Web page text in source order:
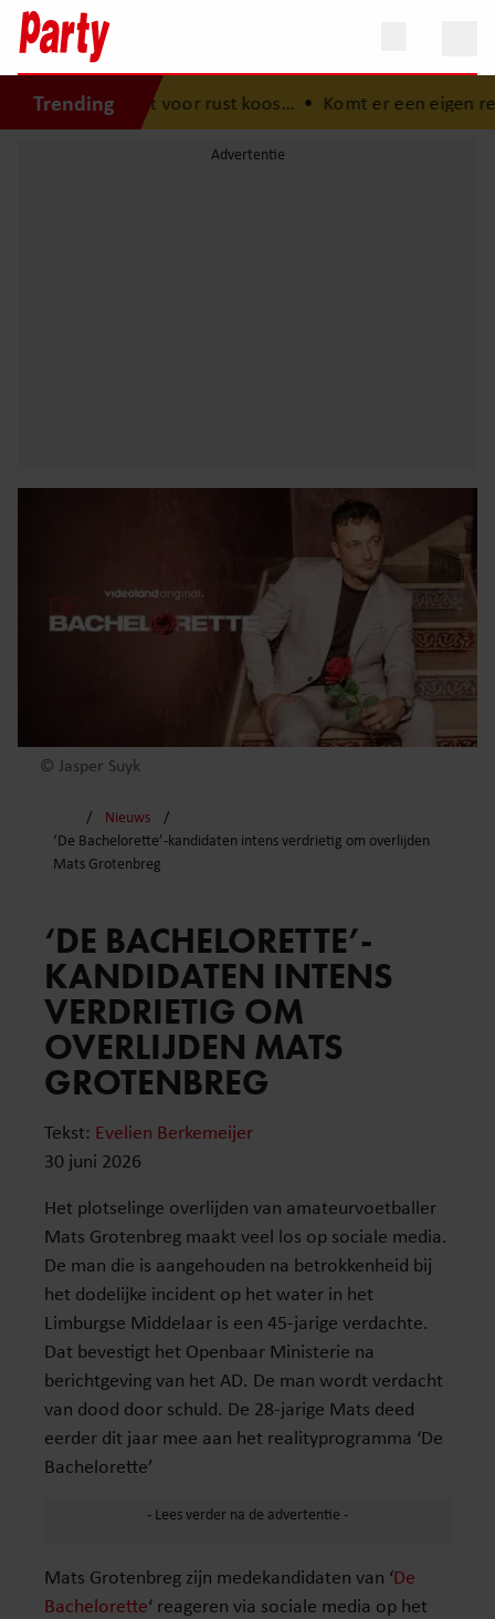
Trending
rust koos… •Komt er een eigen realityshow voor
© Jasper Suyk
Nieuws
‘De Bachelorette’-kandidaten intens verdrietig om overlijden
Mats Grotenbreg
‘DE BACHELORETTE’-
KANDIDATEN INTENS
VERDRIETIG OM
OVERLIJDEN MATS
GROTENBREG
Tekst: Evelien Berkemeijer
30 juni 2026
Het plotselinge overlijden van amateurvoetballer
Mats Grotenbreg maakt veel los op sociale media.
De man die is aangehouden na betrokkenheid bij
het dodelijke incident op het water in het
Limburgse Middelaar is een 45-jarige verdachte.
Dat bevestigt het Openbaar Ministerie na
berichtgeving van het AD. De man wordt verdacht
van dood door schuld. De 28-jarige Mats deed
eerder dit jaar mee aan het realityprogramma ‘De
Bachelorette’
Mats Grotenbreg zijn medekandidaten van ‘De
Bachelorette‘ reageren via sociale media op het